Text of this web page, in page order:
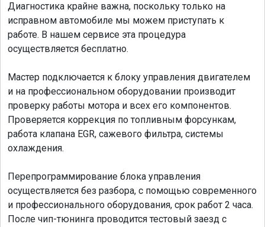
Диагностика крайне важна, поскольку только на
исправном автомобиле мы можем приступать к
работе. В нашем сервисе эта процедура
осуществляется бесплатно.
Мастер подключается к блоку управления двигателем
и на профессиональном оборудовании производит
проверку работы мотора и всех его компонентов.
Проверяется коррекция по топливным форсункам,
работа клапана EGR, сажевого фильтра, системы
охлаждения.
Перепрограммирование блока управления
осуществляется без разбора, с помощью современного
и профессионального оборудования, срок работ 2 часа.
После чип-тюнинга проводится тестовый заезд с